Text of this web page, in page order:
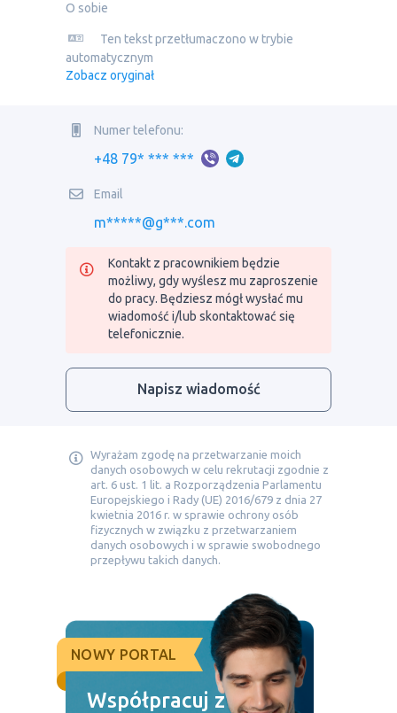
O sobie
Ten tekst przetłumaczono w trybie
automatycznym
Zobacz oryginał
Numer telefonu:
+48 79* *** ***
Email
m*****@g***.com
Kontakt z pracownikiem będzie
możliwy, gdy wyślesz mu zaproszenie
do pracy. Będziesz mógł wysłać mu
wiadomość i/lub skontaktować się
telefonicznie.
Napisz wiadomość
Wyrażam zgodę na przetwarzanie moich
danych osobowych w celu rekrutacji zgodnie z
art. 6 ust. 1 lit. a Rozporządzenia Parlamentu
Europejskiego i Rady (UE) 2016/679 z dnia 27
kwietnia 2016 r. w sprawie ochrony osób
fizycznych w związku z przetwarzaniem
danych osobowych i w sprawie swobodnego
przepływu takich danych.
NOWY PORTAL
Współpracuj z